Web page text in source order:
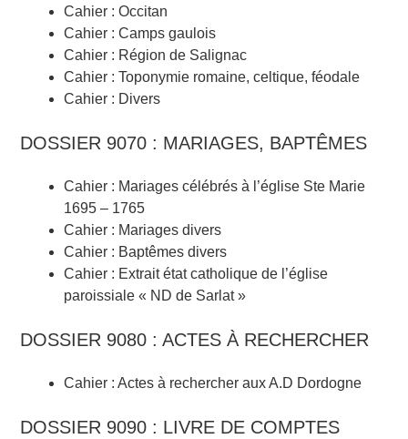
Cahier : Occitan
Cahier : Camps gaulois
Cahier : Région de Salignac
Cahier : Toponymie romaine, celtique, féodale
Cahier : Divers
DOSSIER 9070 : MARIAGES, BAPTÊMES
Cahier : Mariages célébrés à l’église Ste Marie
1695 – 1765
Cahier : Mariages divers
Cahier : Baptêmes divers
Cahier : Extrait état catholique de l’église
paroissiale « ND de Sarlat »
DOSSIER 9080 : ACTES À RECHERCHER
Cahier : Actes à rechercher aux A.D Dordogne
DOSSIER 9090 : LIVRE DE COMPTES